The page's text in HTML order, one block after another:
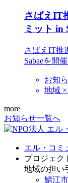
さばえIT
ミット in
さばえIT推
Sabaeを開
お知
地域
more
お知らせ一覧へ
エル・コミ
プロジェク
地域の担い
鯖江